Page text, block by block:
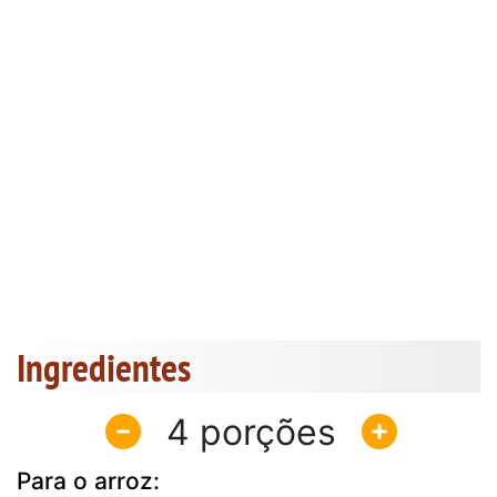
Ingredientes
4
Para o arroz: